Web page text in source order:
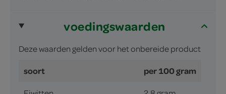
voedingswaarden
Deze waarden gelden voor het onbereide product
soort per 100 gram